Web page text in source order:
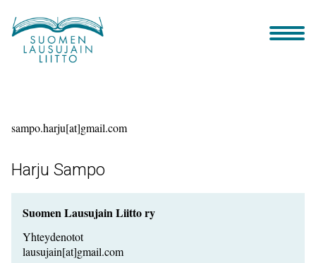
sisältöön
sampo.harju[at]gmail.com
Harju Sampo
Suomen Lausujain Liitto ry
Yhteydenotot
lausujain[at]gmail.com